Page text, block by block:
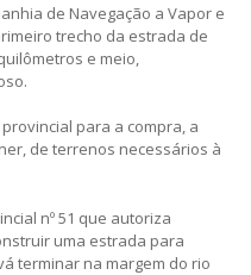
de Navegação a Vapor e
trecho da estrada de
e meio,
para a compra, a
de terrenos necessários à
nº 51 que autoriza
uma estrada para
terminar na margem do rio